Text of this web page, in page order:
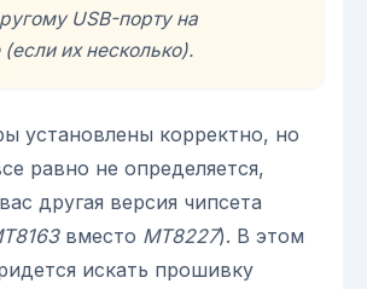
USB-порту на
их несколько).
установлены корректно, но
равно не определяется,
другая версия чипсета
вместо MT8227). В этом
искать прошивку